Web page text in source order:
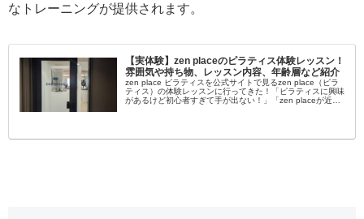
なトレーニングが提供されます。
【実体験】zen placeのピラティス体験レッスン！
雰囲気や持ち物、レッスン内容、年齢層など紹介
zen place ピラティスを公式サイトで見るzen place（ピラ
ティス）の体験レッスンに行ってきた！「ピラティスに興味
があるけど初心者すぎて手が出ない！」「zen placeが近く